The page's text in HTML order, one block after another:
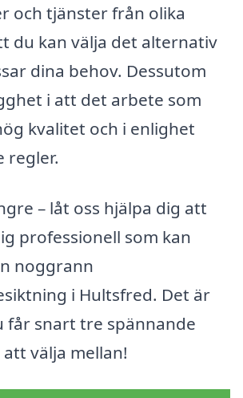
och tjänster från olika
du kan välja det alternativ
dina behov. Dessutom
i att det arbete som
kvalitet och i enlighet
regler.
– låt oss hjälpa dig att
professionell som kan
noggrann
i Hultsfred. Det är
får snart tre spännande
välja mellan!